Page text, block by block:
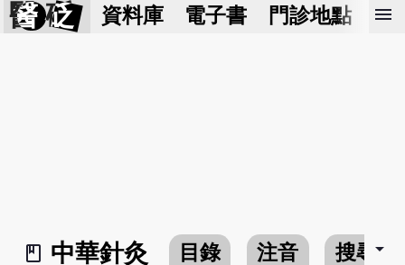
醫 砭 資料庫 電子書 門診地點 預
menu
book_2
中華針灸 目錄 注音 搜尋arrow_drop_down